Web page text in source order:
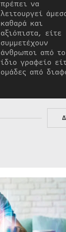
πρέπει να
λειτουργεί
καθαρά και
αξιόπιστα, είτε
συμμετέχουν
άνθρωποι από το
ίδιο γραφείο
ομάδες από